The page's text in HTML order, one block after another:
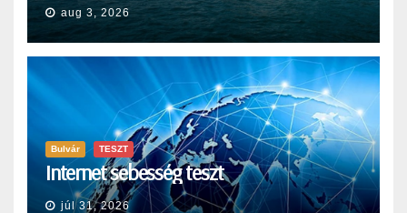
aug 3, 2026
Bulvár TESZT
Internet sebesség teszt
júl 31, 2026